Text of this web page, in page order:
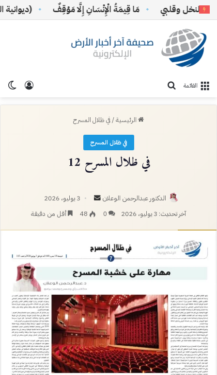
النخل وقلبي مَا قِيمَةُ الْإِنْسَانِ إِلَّا مَوْقِفٌ (ديوانية
تسجيل القائمة
الرئيسية/في ظلال المسرح
في ظلال المسرح
في ظلال المسرح 12
الدكتور عبدالرحمن الوعلان
أرسل
بريدا
3 يوليو، 2026
آخر تحديث: 3 يوليو، 2026
0
48 أقل من دقيقة